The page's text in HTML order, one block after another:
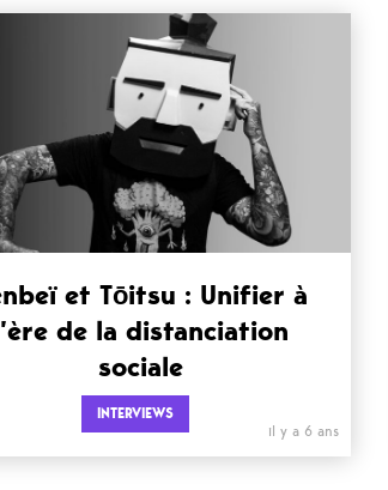
et Tōitsu : Unifier à
de la distanciation
sociale
INTERVIEWS
il y a 6 ans